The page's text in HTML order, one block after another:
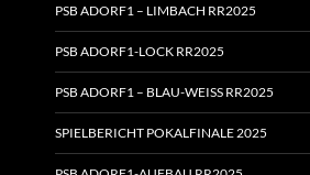
PSB ADORF1 – LIMBACH RR2025
PSB ADORF1-LOCK RR2025
PSB ADORF1 – BLAU-WEISS RR2025
SPIELBERICHT POKALFINALE 2025